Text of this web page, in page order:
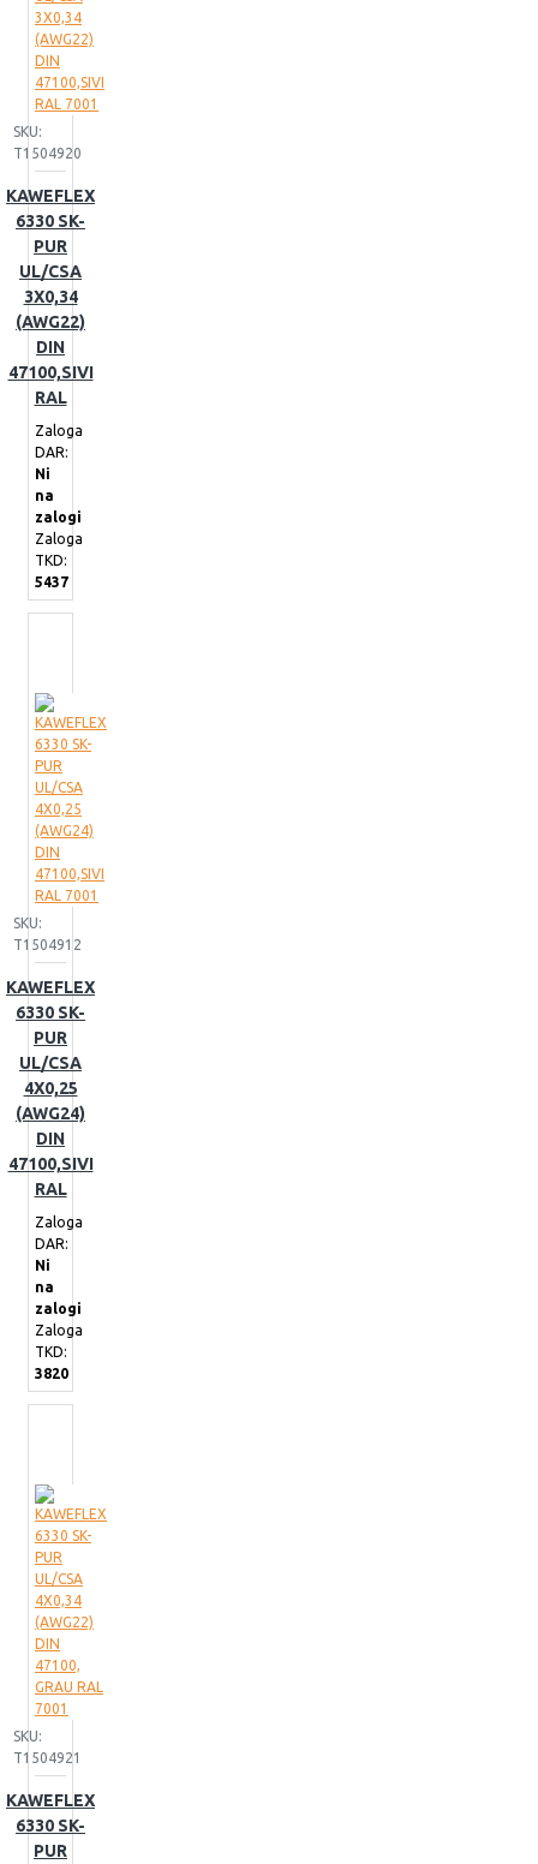
SKU:
T1504920
KAWEFLEX
6330 SK-
PUR
UL/CSA
3X0,34
(AWG22)
DIN
47100,SIVI
RAL
Zaloga
DAR:
Ni
na
zalogi
Zaloga
TKD:
5437
SKU:
T1504912
KAWEFLEX
6330 SK-
PUR
UL/CSA
4X0,25
(AWG24)
DIN
47100,SIVI
RAL
Zaloga
DAR:
Ni
na
zalogi
Zaloga
TKD:
3820
SKU:
T1504921
KAWEFLEX
6330 SK-
PUR